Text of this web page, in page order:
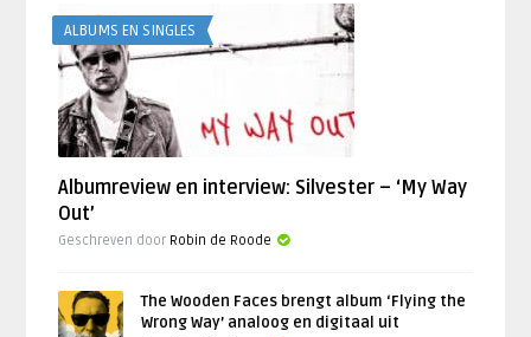
ALBUMS EN SINGLES
Albumreview en interview: Silvester – ‘My Way
Out’
Geschreven door Robin de Roode
The Wooden Faces brengt album ‘Flying the
Wrong Way’ analoog en digitaal uit